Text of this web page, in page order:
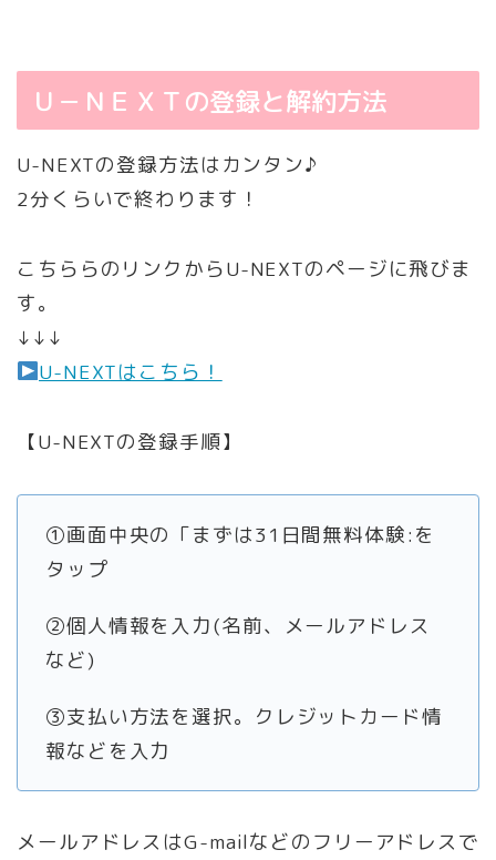
Ｕ－ＮＥＸＴの登録と解約方法
U-NEXTの登録方法はカンタン♪
2分くらいで終わります！
こちららのリンクからU-NEXTのページに飛びま
す。
↓↓↓
U-NEXTはこちら！
【U-NEXTの登録手順】
①画面中央の「まずは31日間無料体験:を
タップ
②個人情報を入力(名前、メールアドレス
など)
③支払い方法を選択。クレジットカード情
報などを入力
メールアドレスはG-mailなどのフリーアドレスで